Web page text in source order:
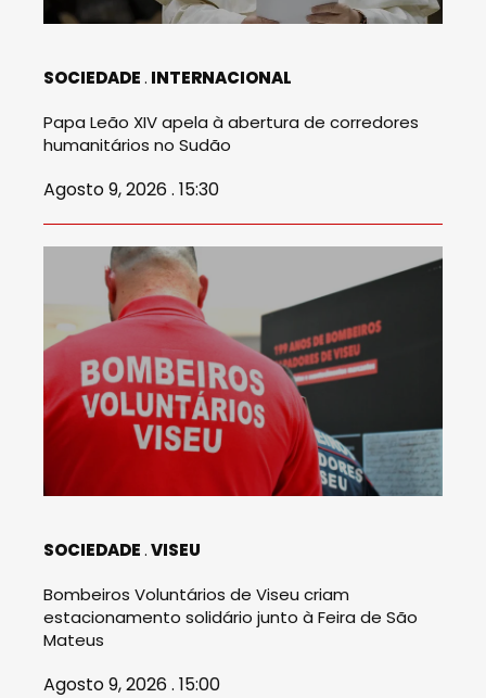
SOCIEDADE INTERNACIONAL
Papa Leão XIV apela à abertura de corredores
humanitários no Sudão
Agosto 9, 2026 . 15:30
SOCIEDADE VISEU
Bombeiros Voluntários de Viseu criam
estacionamento solidário junto à Feira de São
Mateus
Agosto 9, 2026 . 15:00